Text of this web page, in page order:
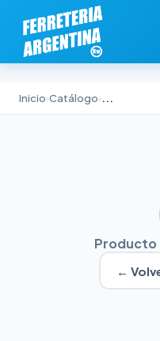
Inicio›Catálogo›...
Producto
←